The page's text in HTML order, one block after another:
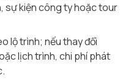
sự kiện công ty hoặc tour
lộ trình; nếu thay đổi
lịch trình, chi phí phát